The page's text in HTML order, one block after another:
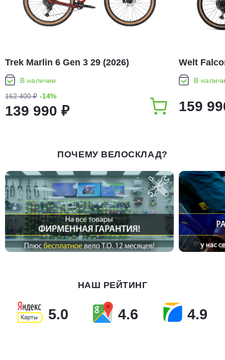
Trek Marlin 6 Gen 3 29 (2026)
В наличии
162 400 ₽ -14%
139 990 ₽
Welt
В
159
ПОЧЕМУ ВЕЛОСКЛАД?
НАШ РЕЙТИНГ
5.0 4.6 4.9